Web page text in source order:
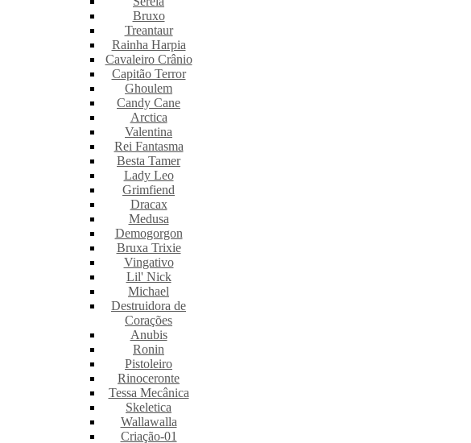
Bruxo
Treantaur
Rainha Harpia
Cavaleiro Crânio
Capitão Terror
Ghoulem
Candy Cane
Arctica
Valentina
Rei Fantasma
Besta Tamer
Lady Leo
Grimfiend
Dracax
Medusa
Demogorgon
Bruxa Trixie
Vingativo
Lil' Nick
Michael
Destruidora de
Corações
Anubis
Ronin
Pistoleiro
Rinoceronte
Tessa Mecânica
Skeletica
Wallawalla
Criação-01